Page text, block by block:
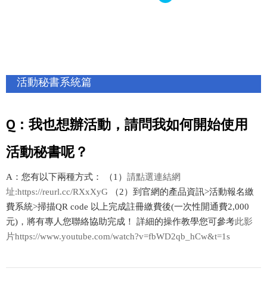
活動秘書系統篇
Q：我也想辦活動，請問我如何開始使用
活動秘書呢？
A：您有以下兩種方式： （1） 請點選連結網
址:https://reurl.cc/RXxXyG （2）到官網的產品資訊>活動報名繳
費系統>掃描QR code 以上完成註冊繳費後(一次性開通費2,000
元)，將有專人您聯絡協助完成！ 詳細的操作教學您可參考此影
片https://www.youtube.com/watch?v=fbWD2qb_hCw&t=1s